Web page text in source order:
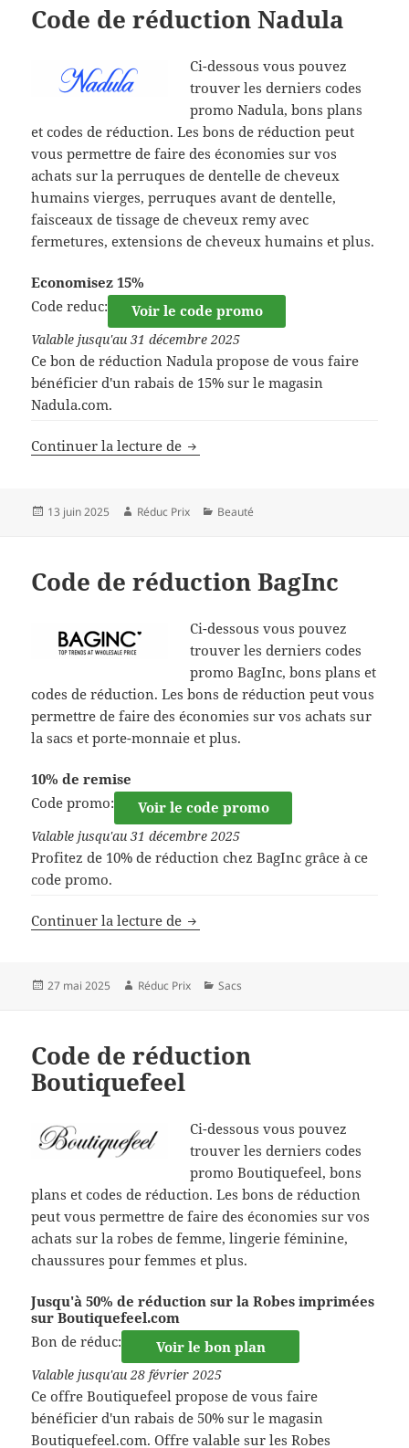
Code de réduction Nadula
Ci-dessous vous pouvez
trouver les derniers codes
promo Nadula, bons plans
et codes de réduction. Les bons de réduction peut
vous permettre de faire des économies sur vos
achats sur la perruques de dentelle de cheveux
humains vierges, perruques avant de dentelle,
faisceaux de tissage de cheveux remy avec
fermetures, extensions de cheveux humains et plus.
Economisez 15%
Code reduc:
Voir le code promo
Valable jusqu'au 31 décembre 2025
Ce bon de réduction Nadula propose de vous faire
bénéficier d'un rabais de 15% sur le magasin
Nadula.com.
Continuer la lecture de Code de réduction Nadula
Publié
13 juin 2025 Auteur
Réduc Prix Catégories
Beauté
Code de réduction BagInc
Ci-dessous vous pouvez
trouver les derniers codes
promo BagInc, bons plans et
codes de réduction. Les bons de réduction peut vous
permettre de faire des économies sur vos achats sur
la sacs et porte-monnaie et plus.
10% de remise
Code promo:
Voir le code promo
Valable jusqu'au 31 décembre 2025
Profitez de 10% de réduction chez BagInc grâce à ce
code promo.
Continuer la lecture de Code de réduction BagInc
Publié
27 mai 2025 Auteur
Réduc Prix Catégories
Sacs
Code de réduction
Boutiquefeel
Ci-dessous vous pouvez
trouver les derniers codes
promo Boutiquefeel, bons
plans et codes de réduction. Les bons de réduction
peut vous permettre de faire des économies sur vos
achats sur la robes de femme, lingerie féminine,
chaussures pour femmes et plus.
Jusqu'à 50% de réduction sur la Robes imprimées
sur Boutiquefeel.com
Bon de réduc:
Voir le bon plan
Valable jusqu'au 28 février 2025
Ce offre Boutiquefeel propose de vous faire
bénéficier d'un rabais de 50% sur le magasin
Boutiquefeel.com. Offre valable sur les Robes